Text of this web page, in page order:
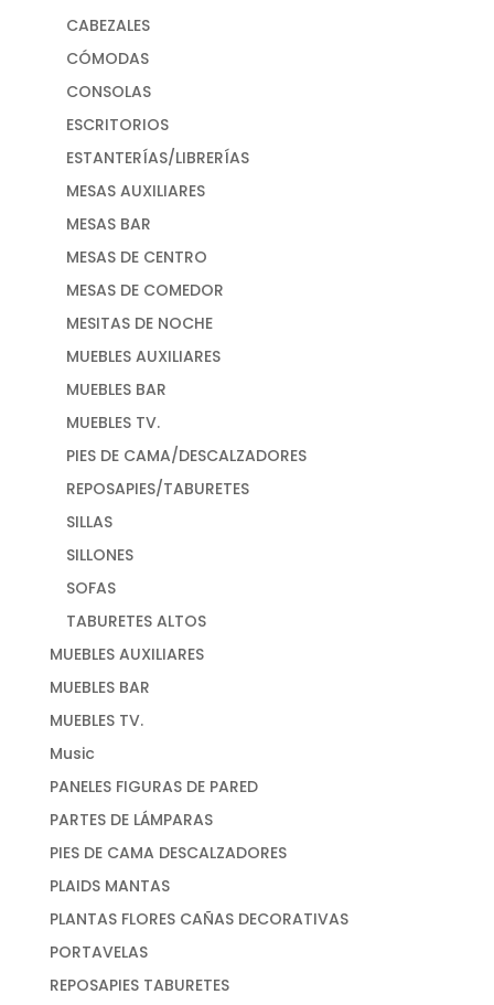
CABEZALES
CÓMODAS
CONSOLAS
ESCRITORIOS
ESTANTERÍAS/LIBRERÍAS
MESAS AUXILIARES
MESAS BAR
MESAS DE CENTRO
MESAS DE COMEDOR
MESITAS DE NOCHE
MUEBLES AUXILIARES
MUEBLES BAR
MUEBLES TV.
PIES DE CAMA/DESCALZADORES
REPOSAPIES/TABURETES
SILLAS
SILLONES
SOFAS
TABURETES ALTOS
MUEBLES AUXILIARES
MUEBLES BAR
MUEBLES TV.
Music
PANELES FIGURAS DE PARED
PARTES DE LÁMPARAS
PIES DE CAMA DESCALZADORES
PLAIDS MANTAS
PLANTAS FLORES CAÑAS DECORATIVAS
PORTAVELAS
REPOSAPIES TABURETES